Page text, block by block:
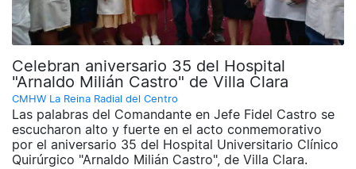
Celebran aniversario 35 del Hospital
"Arnaldo Milián Castro" de Villa Clara
CMHW La Reina Radial del Centro
Las palabras del Comandante en Jefe Fidel Castro se
escucharon alto y fuerte en el acto conmemorativo
por el aniversario 35 del Hospital Universitario Clínico
Quirúrgico "Arnaldo Milián Castro", de Villa Clara.